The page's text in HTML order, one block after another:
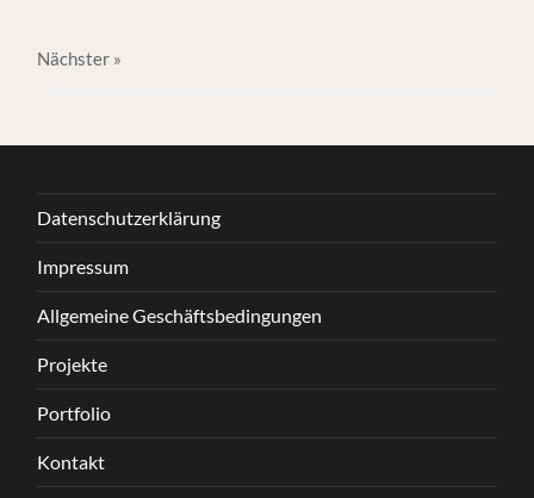
Nächster »
Datenschutzerklärung
Impressum
Allgemeine Geschäftsbedingungen
Projekte
Portfolio
Kontakt